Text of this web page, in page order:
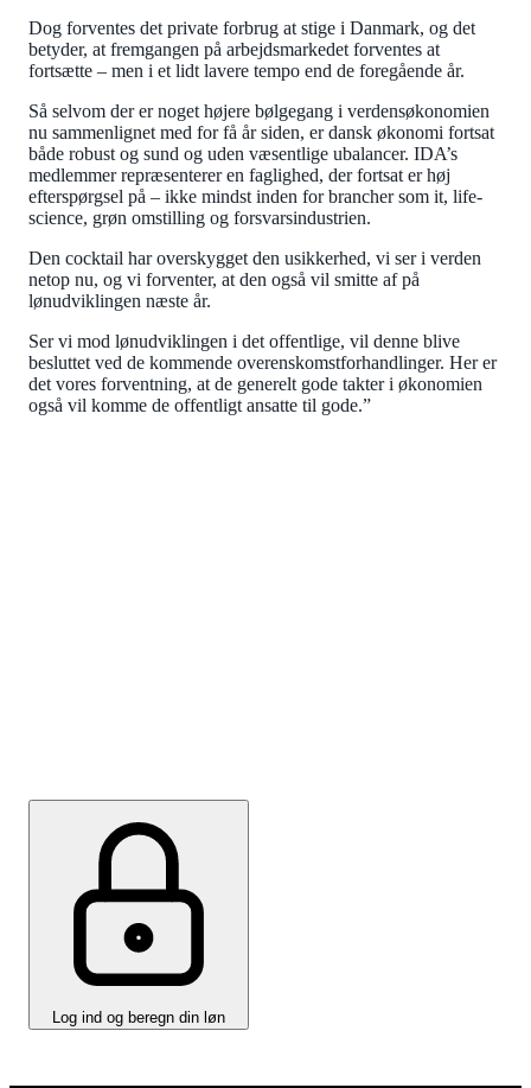
Dog forventes det private forbrug at stige i Danmark, og det
betyder, at fremgangen på arbejdsmarkedet forventes at
fortsætte – men i et lidt lavere tempo end de foregående år.
Så selvom der er noget højere bølgegang i verdensøkonomien
nu sammenlignet med for få år siden, er dansk økonomi fortsat
både robust og sund og uden væsentlige ubalancer. IDA’s
medlemmer repræsenterer en faglighed, der fortsat er høj
efterspørgsel på – ikke mindst inden for brancher som it, life-
science, grøn omstilling og forsvarsindustrien.
Den cocktail har overskygget den usikkerhed, vi ser i verden
netop nu, og vi forventer, at den også vil smitte af på
lønudviklingen næste år.
Ser vi mod lønudviklingen i det offentlige, vil denne blive
besluttet ved de kommende overenskomstforhandlinger. Her er
det vores forventning, at de generelt gode takter i økonomien
også vil komme de offentligt ansatte til gode.”
Log ind og beregn din løn